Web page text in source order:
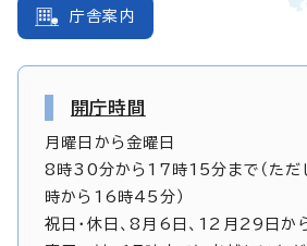
庁舎案内
開庁時間
月曜日から金曜日
8時30分から17時15分まで（ただ
時から16時45分）
祝日・休日、8月6日、12月29日か